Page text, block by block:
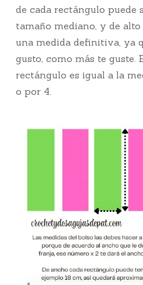
de cada rectángulo puede
tamaño mediano, y de alto
una medida definitiva, ya
gusto, como más te guste.
rectángulo es igual a la
o por 4.